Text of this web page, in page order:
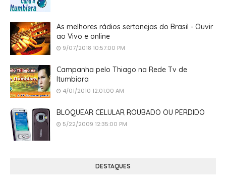
As melhores rádios sertanejas do Brasil - Ouvir
ao Vivo e online
9/07/2018 10:57:00 PM
Campanha pelo Thiago na Rede Tv de
Itumbiara
4/01/2010 12:01:00 AM
BLOQUEAR CELULAR ROUBADO OU PERDIDO
5/22/2009 12:35:00 PM
DESTAQUES